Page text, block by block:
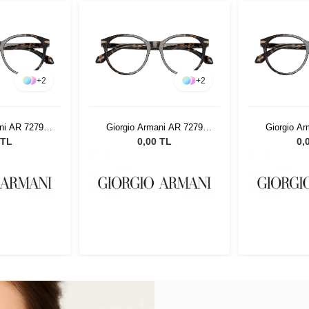
+2
AR 7279
+2
Giorgio Armani AR 7279
6235 52
0,00 TL
Giorgio